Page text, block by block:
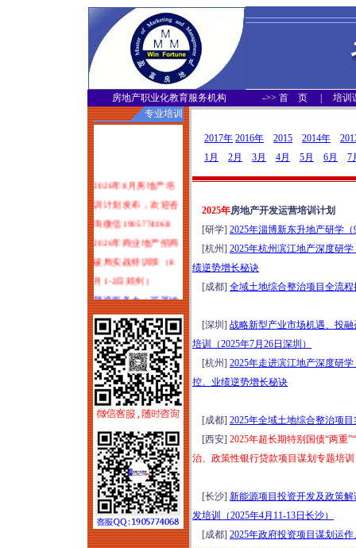
房地产职业化教育服务机构 ->> 首 页
培训
专业培训
训计划发布，欢迎咨
询微信1905774068
2026年商业地产招商
破局实战特训班（8
月1-2日郑州）
塑造服务力：可落地
可变现的物业服务品
质体系打造实战培训
（2026年8月1-2日哈
尔滨）
2026年项目谋划、资
金申报、城市更新、
高级研修（8月6日西
安）
全域六网投融资规划
与市场拓展能力高阶
培训（2026年8月7-8
日北京）
2017年 2016年 2015 2014年
1月
2月 3月 4月 5月 6月 7
2025年房地产开发运营培训计划
[研学] 2025年淄博新东升地产研学
[杭州] 2025年杭州滨江地产深度研
绩逆势增长秘诀
[成都] 全域土地综合整治项目全流
[深圳] 战略新型产业市场机遇、投
培训（2025年7月26日深圳）
[杭州] 2025年走进滨江地产深度研
控、业绩逆势增长秘诀
[成都] 2025年全域土地综合整治项
[西安] 2025年超长期特别国债“两重
治、政策性银行贷款项目谋划专题培
[长沙] 新能源项目投资开发及政策
发培训（2025年4月11-13日长沙）
[成都] 2025年政府投资项目谋划运